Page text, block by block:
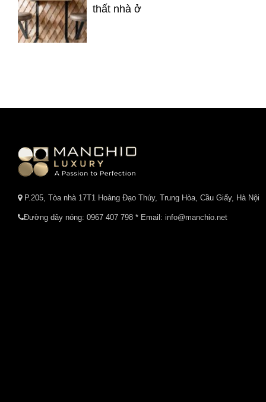
thất nhà ở
P.205, Tòa nhà 17T1 Hoàng Đạo Thúy, Trung Hòa, Cầu Giấy, Hà Nội
Đường dây nóng: 0967 407 798 * Email: info@manchio.net